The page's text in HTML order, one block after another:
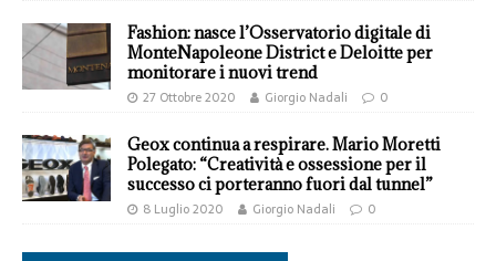
Fashion: nasce l’Osservatorio digitale di
MonteNapoleone District e Deloitte per
monitorare i nuovi trend
27 Ottobre 2020 Giorgio Nadali 0
Geox continua a respirare. Mario Moretti
Polegato: “Creatività e ossessione per il
successo ci porteranno fuori dal tunnel”
8 Luglio 2020 Giorgio Nadali 0